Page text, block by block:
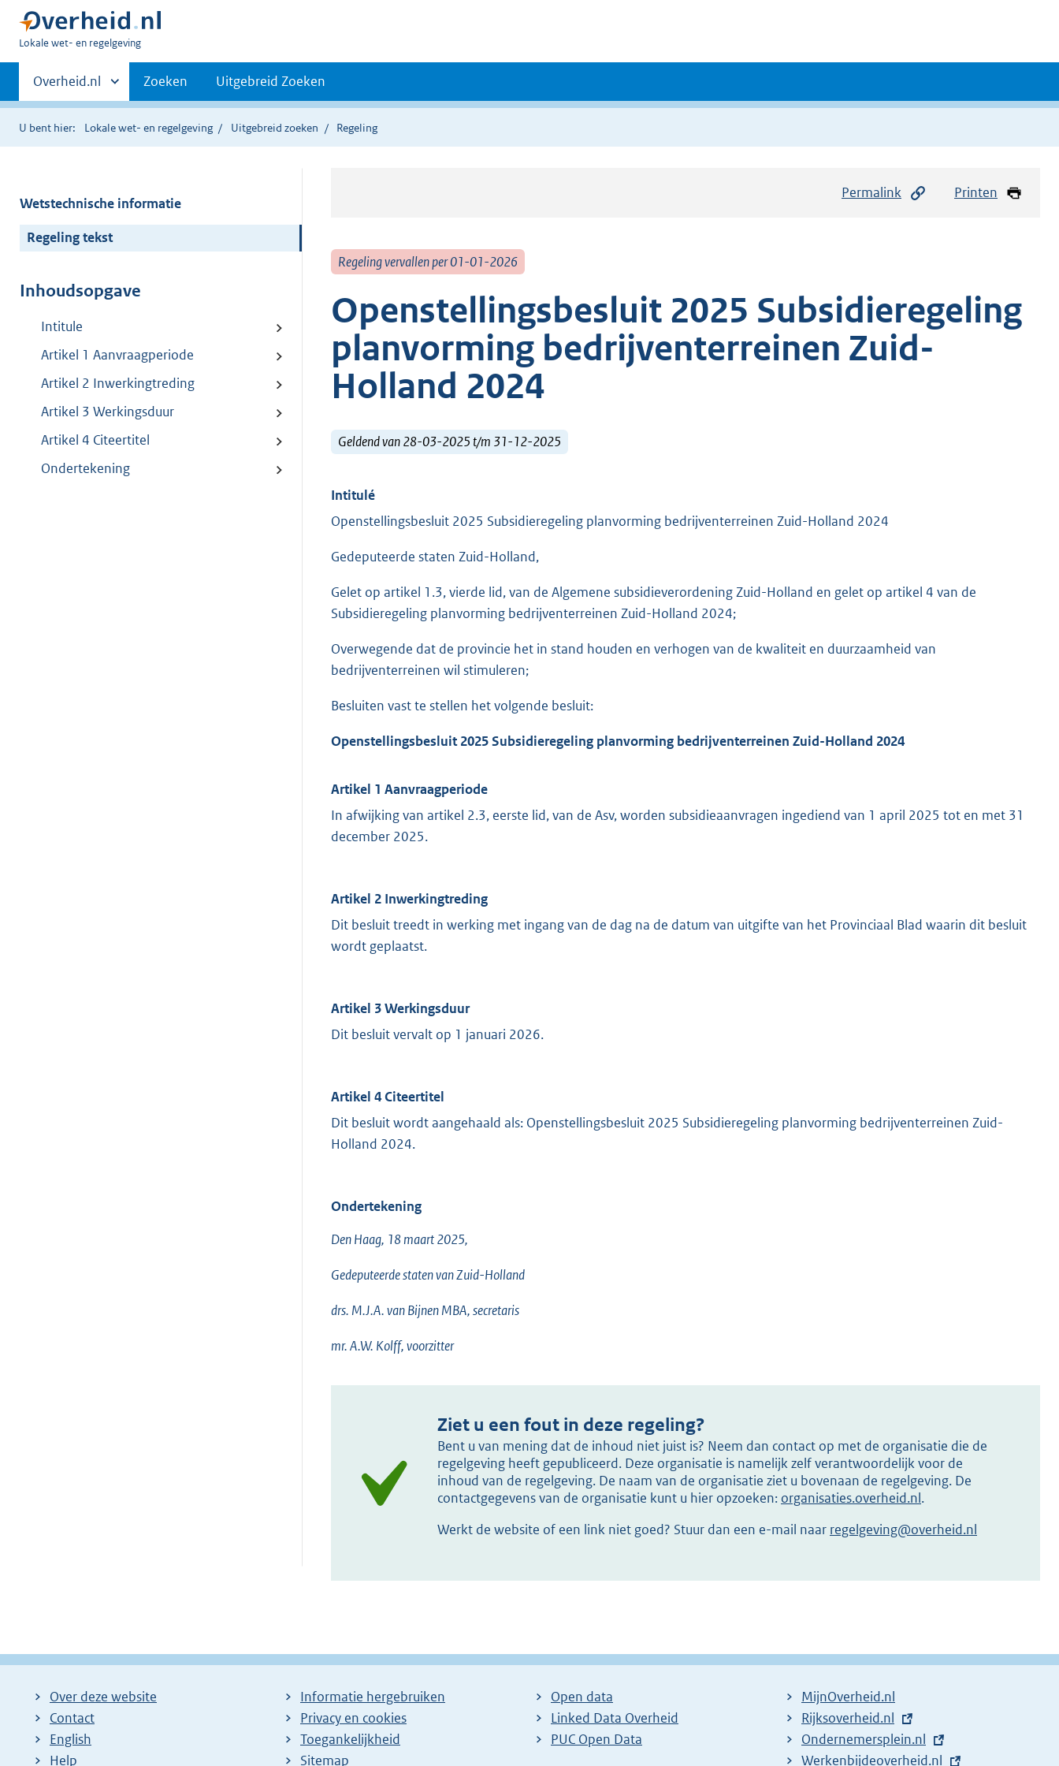
U
hier:
Lokale wet- en regelgeving
Primaire
navigatie
Andere
sites
binnen
Overheid.nl Zoeken Uitgebreid Zoeken
U bent hier: Lokale wet- en regelgeving Uitgebreid zoeken Regeling
Wetstechnische informatie
Regeling tekst
Inhoudsopgave
Intitule
Artikel 1 Aanvraagperiode
Artikel 2 Inwerkingtreding
Artikel 3 Werkingsduur
Artikel 4 Citeertitel
Ondertekening
Permalink Printen
Regeling vervallen per 01-01-2026
Openstellingsbesluit 2025 Subsidieregeling
planvorming bedrijventerreinen Zuid-
Holland 2024
Geldend van 28-03-2025 t/m 31-12-2025
Intitulé
Openstellingsbesluit 2025 Subsidieregeling planvorming bedrijventerreinen Zuid-Holland 2024
Gedeputeerde staten Zuid-Holland,
Gelet op artikel 1.3, vierde lid, van de Algemene subsidieverordening Zuid-Holland en gelet op artikel 4 van de
Subsidieregeling planvorming bedrijventerreinen Zuid-Holland 2024;
Overwegende dat de provincie het in stand houden en verhogen van de kwaliteit en duurzaamheid van
bedrijventerreinen wil stimuleren;
Besluiten vast te stellen het volgende besluit:
Openstellingsbesluit 2025 Subsidieregeling planvorming bedrijventerreinen Zuid-Holland 2024
Artikel 1 Aanvraagperiode
In afwijking van artikel 2.3, eerste lid, van de Asv, worden subsidieaanvragen ingediend van 1 april 2025 tot en met 31
december 2025.
Artikel 2 Inwerkingtreding
Dit besluit treedt in werking met ingang van de dag na de datum van uitgifte van het Provinciaal Blad waarin dit besluit
wordt geplaatst.
Artikel 3 Werkingsduur
Dit besluit vervalt op 1 januari 2026.
Artikel 4 Citeertitel
Dit besluit wordt aangehaald als: Openstellingsbesluit 2025 Subsidieregeling planvorming bedrijventerreinen Zuid-
Holland 2024.
Ondertekening
Den Haag, 18 maart 2025,
Gedeputeerde staten van Zuid-Holland
drs. M.J.A. van Bijnen MBA, secretaris
mr. A.W. Kolff, voorzitter
Ziet u een fout in deze regeling?
Bent u van mening dat de inhoud niet juist is? Neem dan contact op met de organisatie die de
regelgeving heeft gepubliceerd. Deze organisatie is namelijk zelf verantwoordelijk voor de
inhoud van de regelgeving. De naam van de organisatie ziet u bovenaan de regelgeving. De
contactgegevens van de organisatie kunt u hier opzoeken: organisaties.overheid.nl.
Werkt de website of een link niet goed? Stuur dan een e-mail naar regelgeving@overheid.nl
Over deze website
Contact
English
Help
Informatie hergebruiken
Privacy en cookies
Toegankelijkheid
Sitemap
Open data
Linked Data Overheid
PUC Open Data
MijnOverheid.nl
E
x
t
Rijksoverheid.nl
E
x
Ondernemersplein.nl
E
Werkenbijdeoverheid.nl